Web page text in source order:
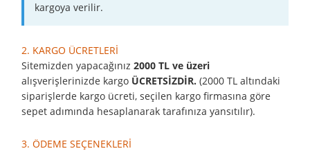
kargoya verilir.
2. KARGO ÜCRETLERİ
Sitemizden yapacağınız 2000 TL ve üzeri
alışverişlerinizde kargo ÜCRETSİZDİR. (2000 TL altındaki
siparişlerde kargo ücreti, seçilen kargo firmasına göre
sepet adımında hesaplanarak tarafınıza yansıtılır).
3. ÖDEME SEÇENEKLERİ